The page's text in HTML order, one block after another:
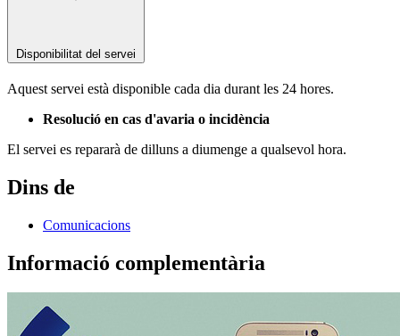
Disponibilitat del servei
Aquest servei està disponible cada dia durant les 24 hores.
Resolució en cas d'avaria o incidència
El servei es repararà de dilluns a diumenge a qualsevol hora.
Dins de
Comunicacions
Informació complementària